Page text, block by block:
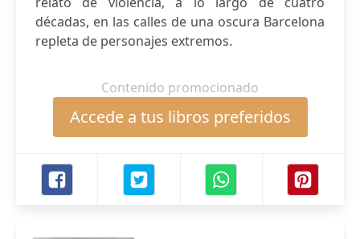
décadas, en las calles de una oscura Barcelona
repleta de personajes extremos.
Contenido promocionado
Accede a tus libros preferidos